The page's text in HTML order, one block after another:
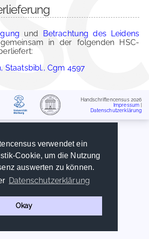
verwendet ein
Cookie, um die Nutzung
auswerten zu können.
Datenschutzerklärung
Okay
und Betrachtung des Leidens
in der folgenden HSC-
Staatsbibl., Cgm 4597
Handschriftencensus 2026
Impressum
Datenschutzerklärung